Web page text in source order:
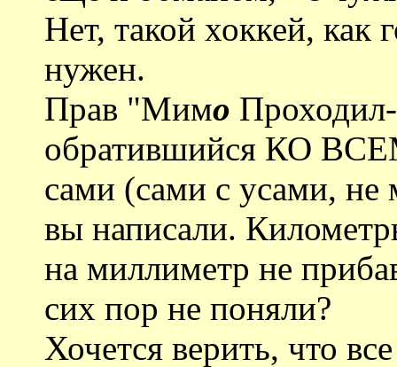
Нет, такой хоккей, как
нужен.
Прав "Мимо
обратившийся КО
сами (сами с усами, не
вы написали.
на миллиметр не
сих пор не поняли?
Хочется верить, что